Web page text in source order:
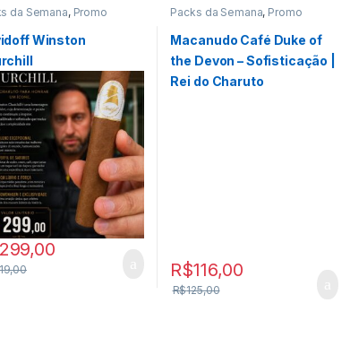
da Semana, Promo
Winston
299,00
Packs da Semana, Promo
Macanudo Café Duke of
the Devon – Sofisticação |
Rei do Charuto
R$116,00
R$125,00